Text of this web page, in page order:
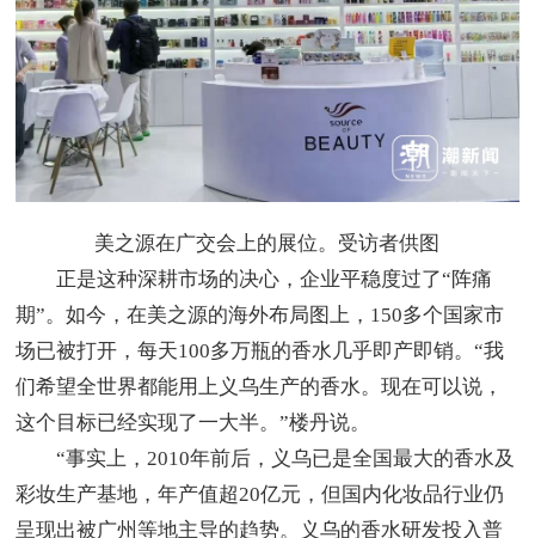
美之源在广交会上的展位。受访者供图
正是这种深耕市场的决心，企业平稳度过了“阵痛
期”。如今，在美之源的海外布局图上，150多个国家市
场已被打开，每天100多万瓶的香水几乎即产即销。“我
们希望全世界都能用上义乌生产的香水。现在可以说，
这个目标已经实现了一大半。”楼丹说。
“事实上，2010年前后，义乌已是全国最大的香水及
彩妆生产基地，年产值超20亿元，但国内化妆品行业仍
呈现出被广州等地主导的趋势。义乌的香水研发投入普